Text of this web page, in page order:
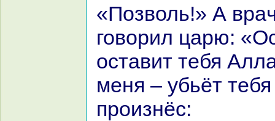
«Позволь!» А
говорил царю:
оставит тебя
меня – убьёт
произнёс: